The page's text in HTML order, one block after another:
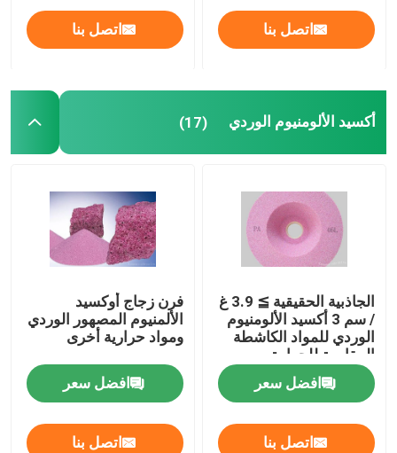
اتصل بنا اتصل بنا
أكسيد الألومنيوم الوردي (17)
الجاذبية الحقيقية ≧ 3.9 غ
/ سم 3 أكسيد الألومنيوم
الوردي للمواد الكاشطة
المقاومة للحرارة
افضل سعر
اتصل بنا
فرن زجاج أوكسيد
الألمنيوم المصهور الوردي
ومواد حرارية أخرى
افضل سعر
اتصل بنا